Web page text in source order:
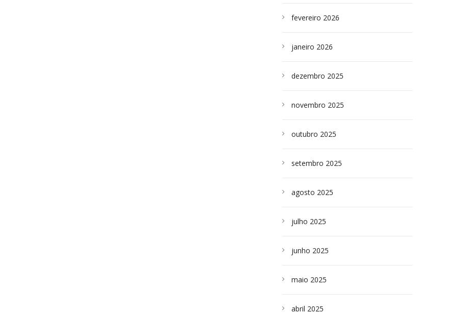
fevereiro 2026
janeiro 2026
dezembro 2025
novembro 2025
outubro 2025
setembro 2025
agosto 2025
julho 2025
junho 2025
maio 2025
abril 2025